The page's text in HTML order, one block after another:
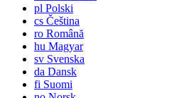
pl Polski
cs Čeština
ro Română
hu Magyar
sv Svenska
da Dansk
fi Suomi